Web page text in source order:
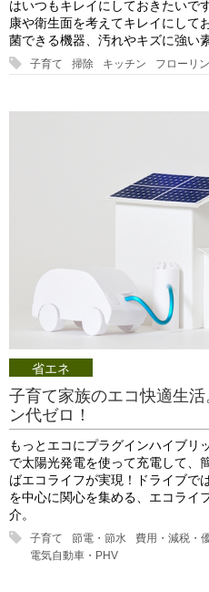
はいつもキレイにしておきたいで
康や衛生面を考えてキレイにして
菌できる機器、汚れやキズに強い
子育て 掃除 キッチン フローリ
省エネ
子育て家族のエコ快適生
ン代ゼロ！
もっとエコにプラグインハイブリ
で太陽光発電を使って充電して、
ばエコライフが実現！ドライブで
を中心に関心を集める、エコライ
介。
子育て 節電・節水 費用・減税・
電気自動車・PHV